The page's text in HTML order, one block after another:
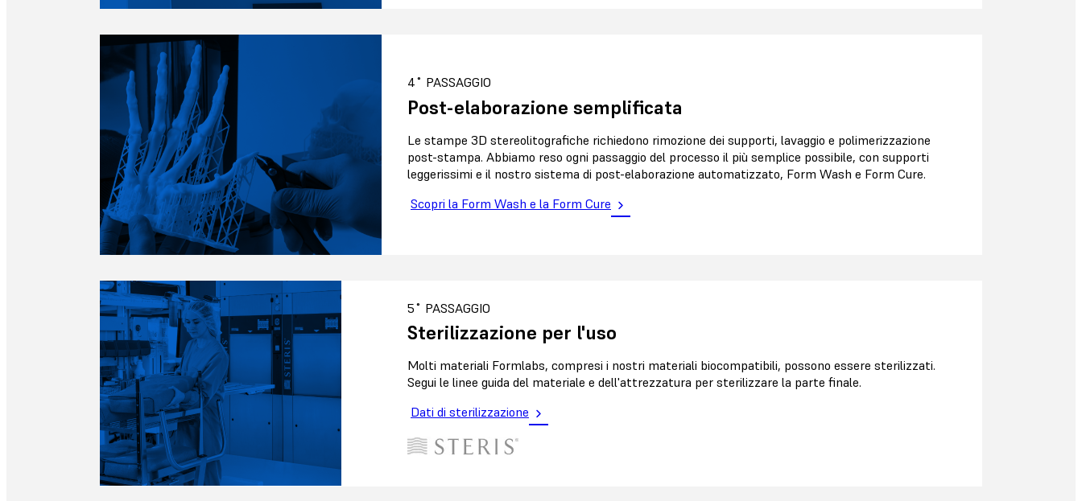
4˚ PASSAGGIO
Post-elaborazione semplificata
Le stampe 3D stereolitografiche richiedono rimozione dei supporti, lavaggio e polimerizzazione
post-stampa. Abbiamo reso ogni passaggio del processo il più semplice possibile, con supporti
leggerissimi e il nostro sistema di post-elaborazione automatizzato, Form Wash e Form Cure.
Scopri la Form Wash e la Form Cure
5˚ PASSAGGIO
Sterilizzazione per l'uso
Molti materiali Formlabs, compresi i nostri materiali biocompatibili, possono essere sterilizzati.
Segui le linee guida del materiale e dell'attrezzatura per sterilizzare la parte finale.
Dati di sterilizzazione